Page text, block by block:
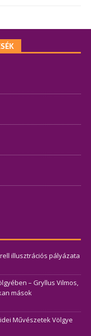
illusztrációs pályázata
– Gryllus Vilmos,
mások
Művészetek Völgye